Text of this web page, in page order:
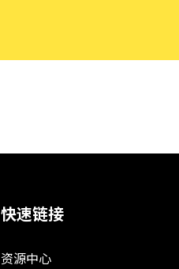
快速链接
资源中心